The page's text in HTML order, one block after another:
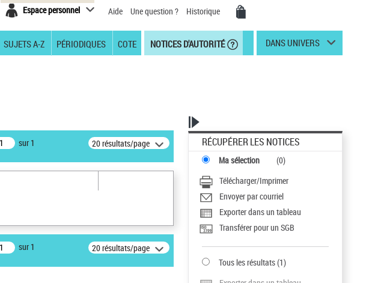
Espace personnel Aide Une question ? Historique
SUJETS A-Z PÉRIODIQUES COTE NOTICES D'AUTORITÉ DANS UNIVERS
sur 1 20 résultats/page
sur 1 20 résultats/page
RÉCUPÉRER LES NOTICES
Ma sélection (0)
Télécharger/Imprimer
Envoyer par courriel
Exporter dans un tableau
Transférer pour un SGB
Tous les résultats(1)